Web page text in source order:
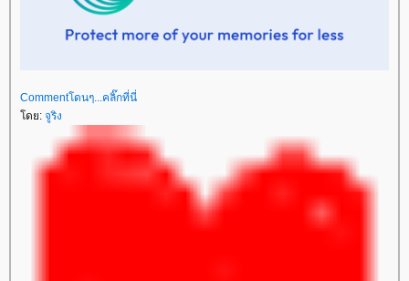
Commentโดนๆ...คลิ๊กที่นี่
ดย: จูริง